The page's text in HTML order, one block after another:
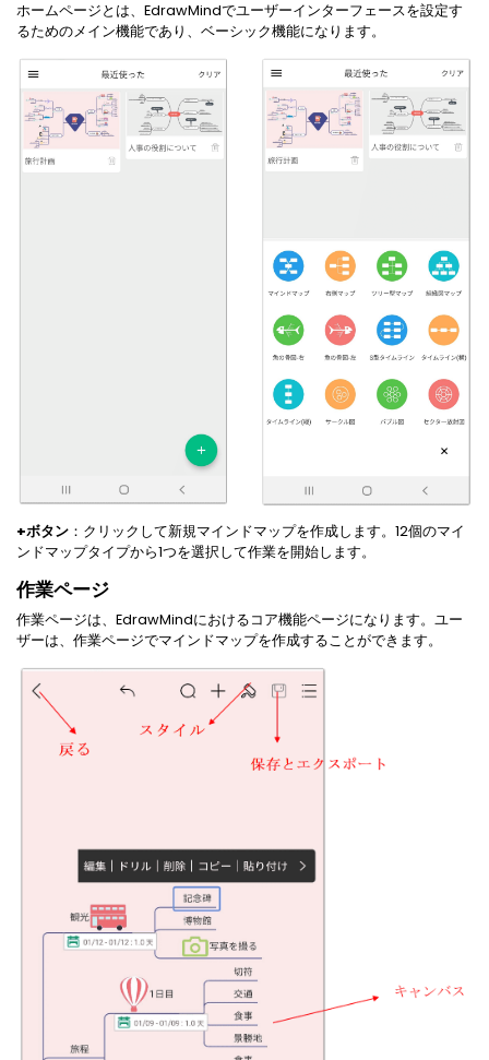
ホームページとは、EdrawMindでユーザーインターフェースを設定す
るためのメイン機能であり、ベーシック機能になります。
+ボタン ：クリックして新規マインドマップを作成します。12個のマイ
ンドマップタイプから1つを選択して作業を開始します。
作業ページ
作業ページは、EdrawMindにおけるコア機能ページになります。ユー
ザーは、作業ページでマインドマップを作成することができます。